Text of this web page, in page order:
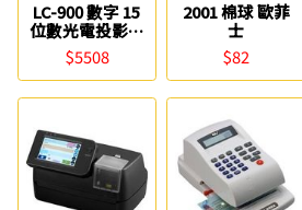
LC-900 數字 15
位數光電投影電
子支票機(自動夾
紙) Life
$5508
2001 棉球 歐菲
士
$82